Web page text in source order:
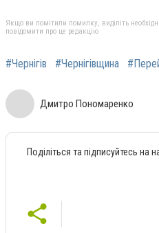
Якщо ви помітили помилку, виділіть
повідомити про це редакцію
#Чернігів #Чернігівщина
Дмитро Пономаренко
Поділіться та підписуйтесь на